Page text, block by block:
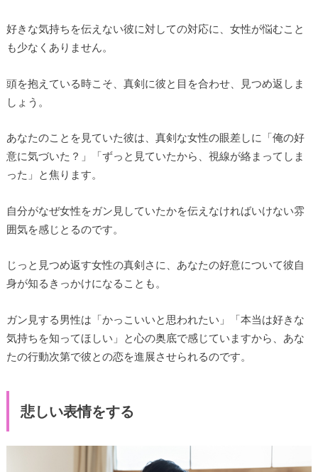
好きな気持ちを伝えない彼に対しての対応に、女性が悩むこと
も少なくありません。
頭を抱えている時こそ、真剣に彼と目を合わせ、見つめ返しま
しょう。
あなたのことを見ていた彼は、真剣な女性の眼差しに「俺の好
意に気づいた？」「ずっと見ていたから、視線が絡まってしま
った」と焦ります。
自分がなぜ女性をガン見していたかを伝えなければいけない雰
囲気を感じとるのです。
じっと見つめ返す女性の真剣さに、あなたの好意について彼自
身が知るきっかけになることも。
ガン見する男性は「かっこいいと思われたい」「本当は好きな
気持ちを知ってほしい」と心の奥底で感じていますから、あな
たの行動次第で彼との恋を進展させられるのです。
悲しい表情をする